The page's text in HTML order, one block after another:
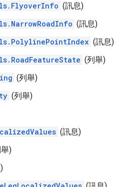
(訊息)
(訊息)
(訊息)
(列舉)
(列舉)
(列舉)
(訊息)
)